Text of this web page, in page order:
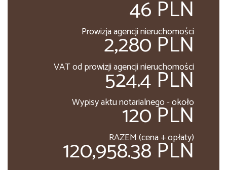
46 PLN
Prowizja agencji nieruchomości
2,280 PLN
VAT od prowizji agencji nieruchomości
524.4 PLN
Wypisy aktu notarialnego - około
120 PLN
RAZEM (cena + opłaty)
120,958.38 PLN